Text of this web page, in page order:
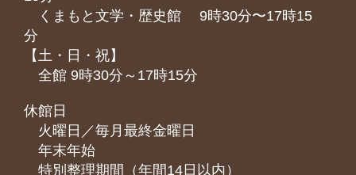
くまもと⽂学・歴史館 9時30分〜17時15
分
【土・日・祝】
全館 9時30分～17時15分
休館日
火曜日／毎月最終金曜日
年末年始
特別整理期間（年間14日以内）